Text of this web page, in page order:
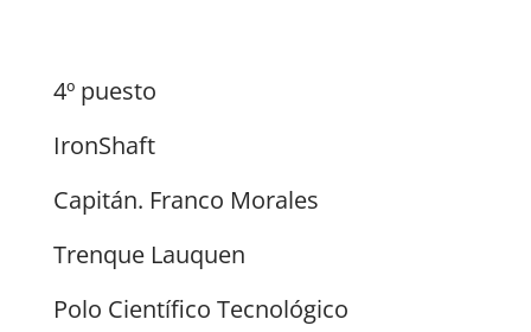
4º puesto
IronShaft
Capitán. Franco Morales
Trenque Lauquen
Polo Científico Tecnológico